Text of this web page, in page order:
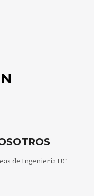
de Ingeniería UC.